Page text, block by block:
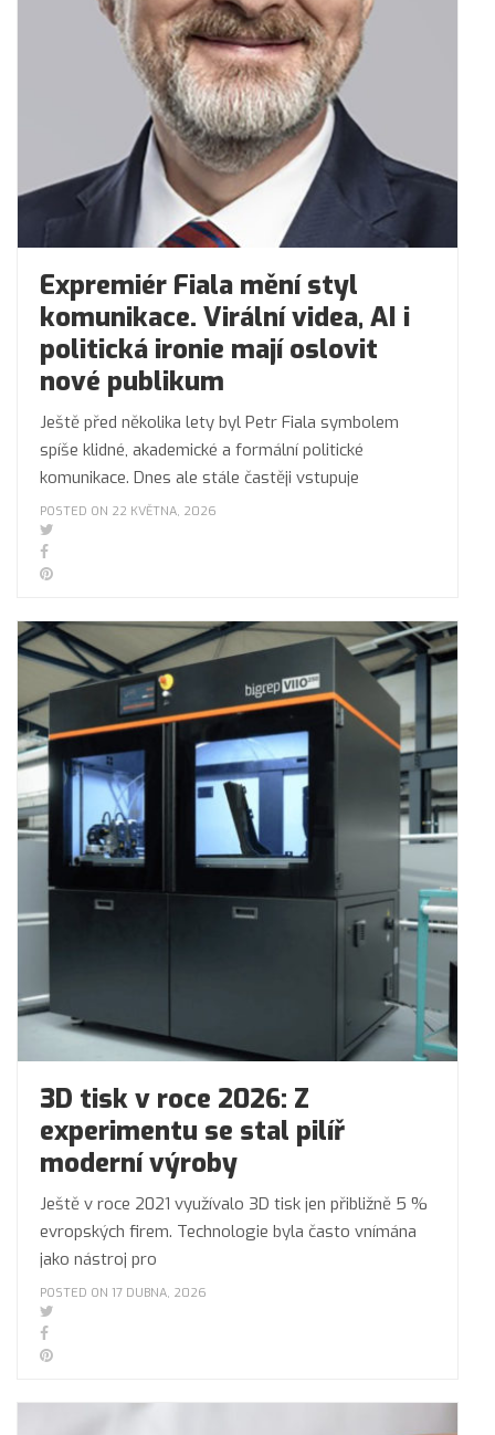
Expremiér Fiala mění styl
komunikace. Virální videa, AI i
politická ironie mají oslovit
nové publikum
Ještě před několika lety byl Petr Fiala symbolem
spíše klidné, akademické a formální politické
komunikace. Dnes ale stále častěji vstupuje
POSTED ON 22 KVĚTNA, 2026
3D tisk v roce 2026: Z
experimentu se stal pilíř
moderní výroby
Ještě v roce 2021 využívalo 3D tisk jen přibližně 5 %
evropských firem. Technologie byla často vnímána
jako nástroj pro
POSTED ON 17 DUBNA, 2026